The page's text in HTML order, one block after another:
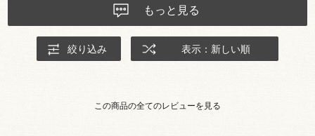
もっと見る
絞り込み 表示：新しい順
この商品の全てのレビューを見る